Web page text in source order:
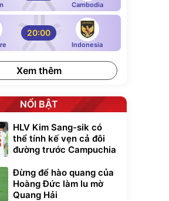
Cambodia
20:00
Indonesia
Xem thêm
NỔI BẬT
HLV Kim Sang-sik có
thể tính kế vẹn cả đôi
đường trước Campuchia
Đừng để hào quang của
Hoàng Đức làm lu mờ
Quang Hải